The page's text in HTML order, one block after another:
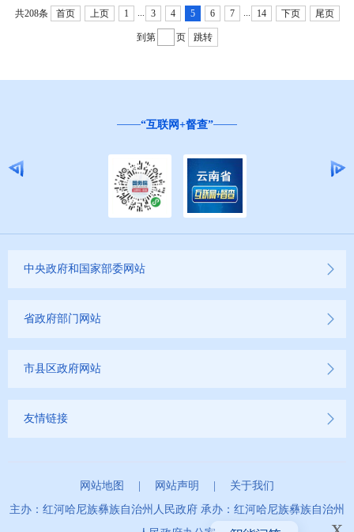
共208条 首页 上页 1 3 4 5 6 7 14 下页 尾页
到第 页 跳转
“互联网+督查”
中央政府和国家部委网站
省政府部门网站
市县区政府网站
友情链接
网站地图 网站声明
关于我们
主办：红河哈尼族彝族自治州人民政府 承办：红河哈尼族彝族自治州